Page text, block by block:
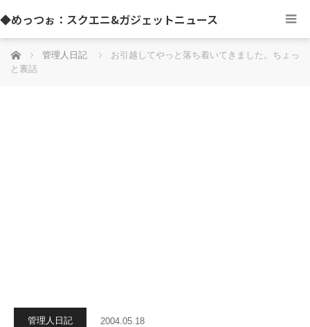
◆めっつぉ：スクエニ&ガジェットニュース
ホーム 管理人日記
お引越してやっと落ち着いてきました。ちょっ
と裏話
管理人日記 2004.05.18